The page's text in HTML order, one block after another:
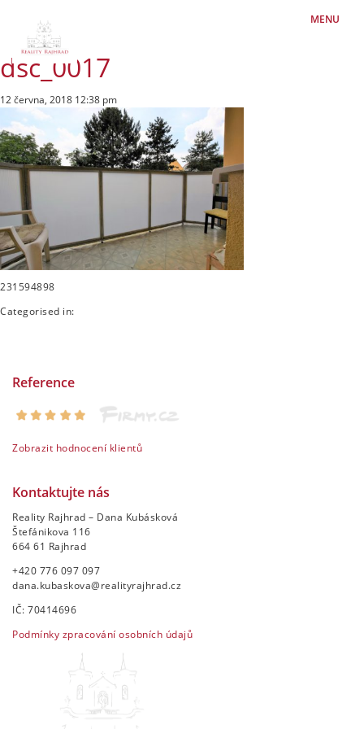
MENU
dsc_0017
12 června, 2018 12:38 pm
231594898
Categorised in:
Reference
Zobrazit hodnocení klientů
Kontaktujte nás
Reality Rajhrad – Dana Kubásková
Štefánikova 116
664 61 Rajhrad
+420 776 097 097
dana.kubaskova@realityrajhrad.cz
IČ: 70414696
Podmínky zpracování osobních údajů